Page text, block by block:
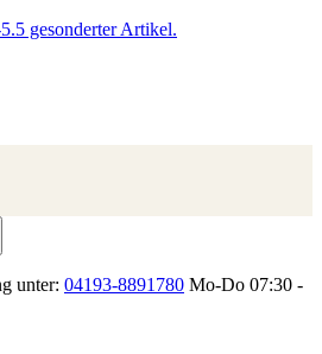
gesonderter Artikel.
unter: 04193-8891780 Mo-Do 07:30 -